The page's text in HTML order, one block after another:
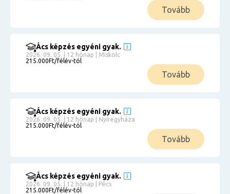
Tovább
Ács képzés egyéni gyak.
2026. 09. 05. | 12 hónap | Miskolc
215.000Ft/félév-tól
Tovább
Ács képzés egyéni gyak.
2026. 09. 05. | 12 hónap | Nyíregyháza
215.000Ft/félév-tól
Tovább
Ács képzés egyéni gyak.
2026. 09. 05. | 12 hónap | Pécs
215.000Ft/félév-tól